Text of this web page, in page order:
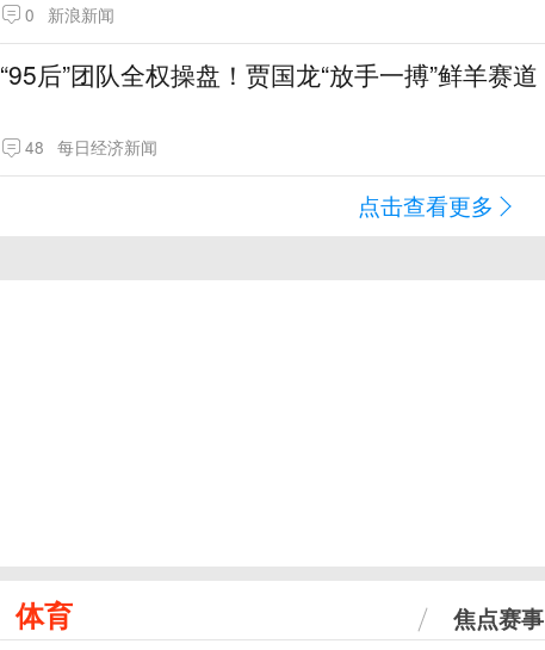
0 新浪新闻
“95后”团队全权操盘！贾国龙“放手一搏”鲜羊赛道
48 每日经济新闻
点击查看更多
体育 焦点赛事